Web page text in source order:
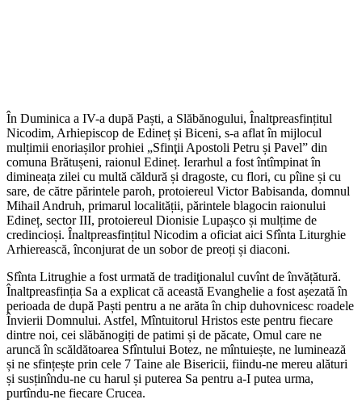
În Duminica a IV-a după Paști, a Slăbănogului, Înaltpreasfințitul
Nicodim, Arhiepiscop de Edineț și Biceni, s-a aflat în mijlocul
mulțimii enoriașilor prohiei „Sfinţii Apostoli Petru și Pavel” din
comuna Brătușeni, raionul Edineț. Ierarhul a fost întîmpinat în
dimineața zilei cu multă căldură și dragoste, cu flori, cu pîine și cu
sare, de către părintele paroh, protoiereul Victor Babisanda, domnul
Mihail Andruh, primarul localității, părintele blagocin raionului
Edineț, sector III, protoiereul Dionisie Lupașco și mulțime de
credincioși. Înaltpreasfințitul Nicodim a oficiat aici Sfînta Liturghie
Arhierească, înconjurat de un sobor de preoți și diaconi.
Sfînta Litrughie a fost urmată de tradiţionalul cuvînt de învățătură.
Înaltpreasfinția Sa a explicat că această Evanghelie a fost așezată în
perioada de după Paști pentru a ne arăta în chip duhovnicesc roadele
Învierii Domnului. Astfel, Mîntuitorul Hristos este pentru fiecare
dintre noi, cei slăbănogiți de patimi și de păcate, Omul care ne
aruncă în scăldătoarea Sfîntului Botez, ne mîntuiește, ne luminează
și ne sfințește prin cele 7 Taine ale Bisericii, fiindu-ne mereu alături
și susținîndu-ne cu harul și puterea Sa pentru a-I putea urma,
purtîndu-ne fiecare Crucea.